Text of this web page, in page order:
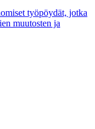
työpöydät, jotka
muutosten ja